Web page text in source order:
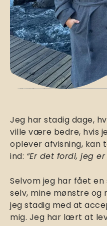
Jeg har stadig dage,
ville være bedre, hvis
oplever afvisning, kan
ind: “Er det fordi, jeg
Selvom jeg har fået
selv, mine mønstre
jeg stadig med at
mig. Jeg har lært at